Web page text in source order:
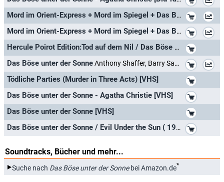
Mord im Orient-Express + Mord im Spiegel + Das Böse unter der Sonne + Tod auf dem Nil [Agatha Christie Blu-ray Set]
Mord im Orient-Express + Mord im Spiegel + Das Böse unter der Sonne + Tod auf dem Nil [Agatha Christie DVD Set]
Hercule Poirot Edition:Tod auf dem Nil / Das Böse unter der Sonne / Mord im Orient Express [3 DVDs] & Poirot: Rendezvous mit ei
Das Böse unter der SonneAnthony Shaffer, Barry Sandler
Tödliche Parties (Murder in Three Acts) [VHS]
Das Böse unter der Sonne - Agatha Christie [VHS]
Das Böse unter der Sonne [VHS]
Das Böse unter der Sonne / Evil Under the Sun ( 1982 ) ( ) [ Spanische Import ] (Blu-Ray)
Soundtracks, Bücher und mehr...
Suche nach Das Böse unter der Sonnebei Amazon.de*